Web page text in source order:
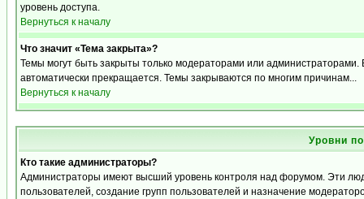
уровень доступа.
Вернуться к началу
Что значит «Тема закрыта»?
Темы могут быть закрыты только модераторами или
автоматически прекращается. Темы закрываются по многим причинам...
Вернуться к началу
Уровни
Кто такие администраторы?
Администраторы имеют высший уровень контроля над форумом. Эти
пользователей, создание групп пользователей и назначение